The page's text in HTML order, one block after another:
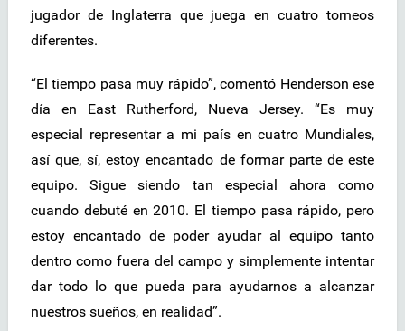
jugador de Inglaterra que juega en cuatro torneos
diferentes.
“El tiempo pasa muy rápido”, comentó Henderson ese
día en East Rutherford, Nueva Jersey. “Es muy
especial representar a mi país en cuatro Mundiales,
así que, sí, estoy encantado de formar parte de este
equipo. Sigue siendo tan especial ahora como
cuando debuté en 2010. El tiempo pasa rápido, pero
estoy encantado de poder ayudar al equipo tanto
dentro como fuera del campo y simplemente intentar
dar todo lo que pueda para ayudarnos a alcanzar
nuestros sueños, en realidad”.